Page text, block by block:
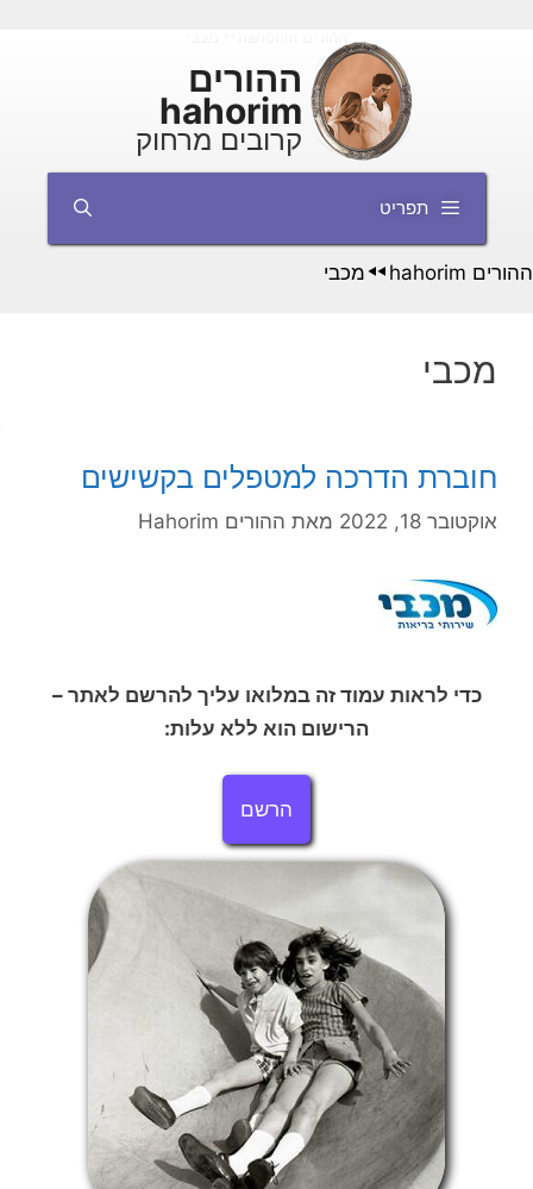
ההורים
hahorim
קרובים מרחוק
תפריט
ההורים hahorim ◄◄ מכבי
מכבי
חוברת הדרכה למטפלים בקשישים
אוקטובר 18, 2022 מאת ההורים Hahorim
כדי לראות עמוד זה במלואו עליך להרשם לאתר –
הרישום הוא ללא עלות:
הרשם